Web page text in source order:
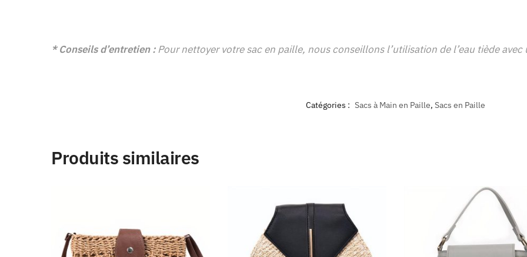
* Conseils d’entretien :Pour nettoyer votre sac en paille, nous conseillons l’utilisation de l’eau tiède
Catégories : Sacs à Main en Paille, Sacs en Paille
Produits similaires